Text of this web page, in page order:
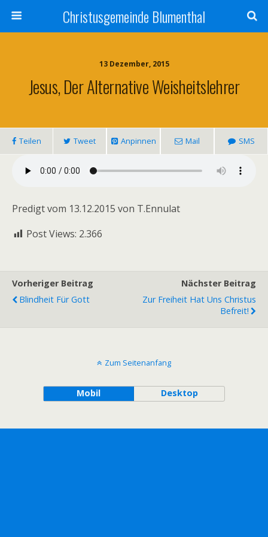
Christusgemeinde Blumenthal
13 Dezember, 2015
Jesus, Der Alternative Weisheitslehrer
Teilen Tweet Anpinnen Mail SMS
Predigt vom 13.12.2015 von T.Ennulat
Post Views: 2.366
Vorheriger Beitrag
Blindheit Für Gott
Nächster Beitrag
Zur Freiheit Hat Uns Christus
Befreit!
Zum Seitenanfang
Mobil Desktop